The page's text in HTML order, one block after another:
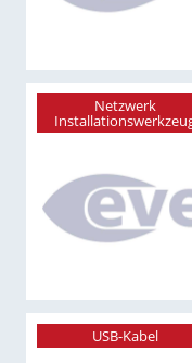
Netzwerk
USB-Kabel